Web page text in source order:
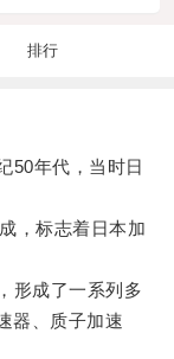
排行
年代，当时日
，标志着日本加
成了一系列多
器、质子加速